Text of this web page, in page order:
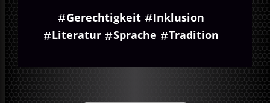
Gerechtigkeit
Inklusion
Literatur
Sprache Tradition